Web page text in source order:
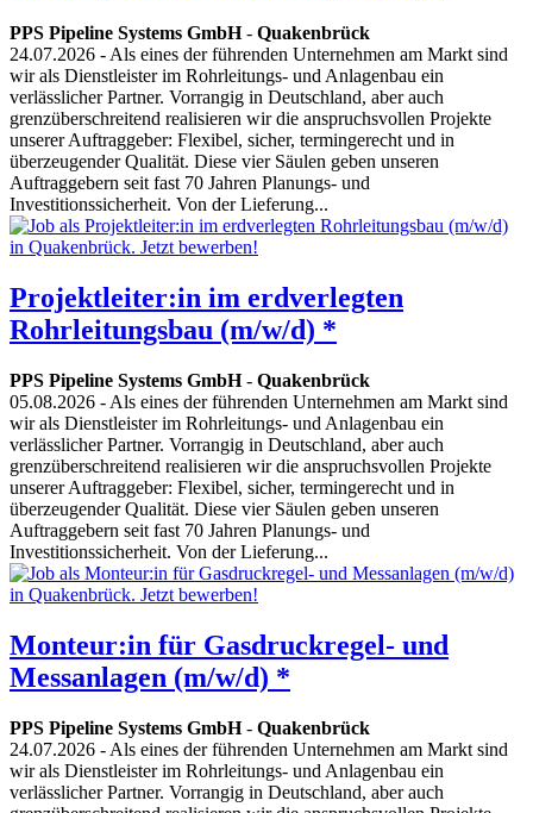
PPS Pipeline Systems GmbH- Quakenbrück
24.07.2026 - Als eines der führenden Unternehmen am Markt sind
wir als Dienstleister im Rohrleitungs- und Anlagenbau ein
verlässlicher Partner. Vorrangig in Deutschland, aber auch
grenzüberschreitend realisieren wir die anspruchsvollen Projekte
unserer Auftraggeber: Flexibel, sicher, termingerecht und in
überzeugender Qualität. Diese vier Säulen geben unseren
Auftraggebern seit fast 70 Jahren Planungs- und
Investitionssicherheit. Von der Lieferung...
Projektleiter:in im erdverlegten
Rohrleitungsbau (m/w/d) *
PPS Pipeline Systems GmbH- Quakenbrück
05.08.2026 - Als eines der führenden Unternehmen am Markt sind
wir als Dienstleister im Rohrleitungs- und Anlagenbau ein
verlässlicher Partner. Vorrangig in Deutschland, aber auch
grenzüberschreitend realisieren wir die anspruchsvollen Projekte
unserer Auftraggeber: Flexibel, sicher, termingerecht und in
überzeugender Qualität. Diese vier Säulen geben unseren
Auftraggebern seit fast 70 Jahren Planungs- und
Investitionssicherheit. Von der Lieferung...
Monteur:in für Gasdruckregel- und
Messanlagen (m/w/d) *
PPS Pipeline Systems GmbH- Quakenbrück
24.07.2026 - Als eines der führenden Unternehmen am Markt sind
wir als Dienstleister im Rohrleitungs- und Anlagenbau ein
verlässlicher Partner. Vorrangig in Deutschland, aber auch